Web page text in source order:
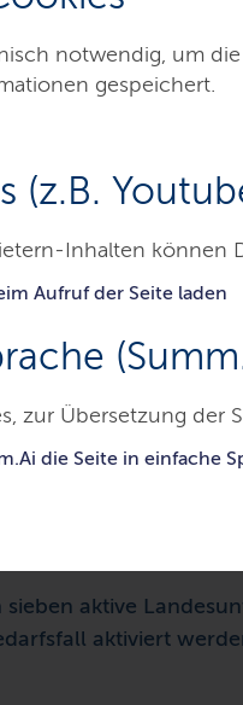
notwendig, um
gespeichert.
(z.B.
Inhalten können
Aufruf der Seite laden
zur Übersetzung der
die Seite in einfache
Aufnahme
Zuwanderung und
aktive
aktiviert